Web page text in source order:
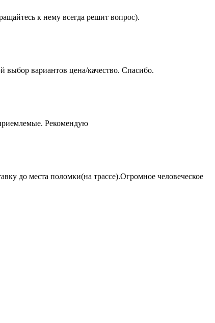
к нему всегда решит вопрос).
выбор вариантов цена/качество. Спасибо.
Рекомендую
до места поломки(на трассе).Огромное человеческое